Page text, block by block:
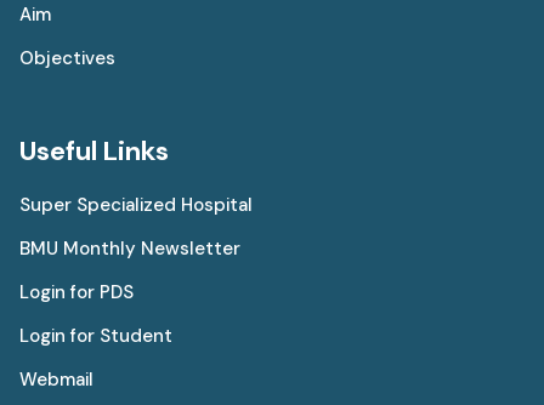
Aim
Objectives
Useful Links
Super Specialized Hospital
BMU Monthly Newsletter
Login for PDS
Login for Student
Webmail